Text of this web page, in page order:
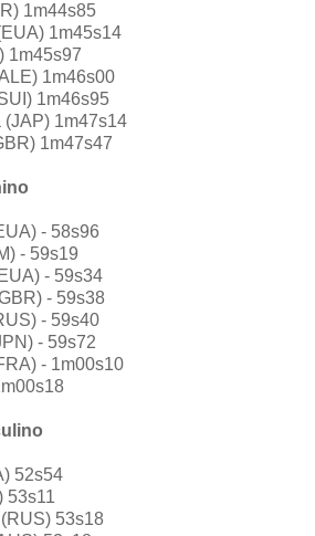
1m44s85
1m45s14
1m45s97
1m46s00
1m46s95
(JAP) 1m47s14
1m47s47
- 58s96
- 59s19
- 59s34
- 59s38
- 59s40
- 59s72
- 1m00s10
52s54
53s11
53s18